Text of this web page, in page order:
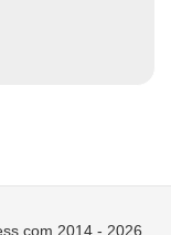
2014 - 2026